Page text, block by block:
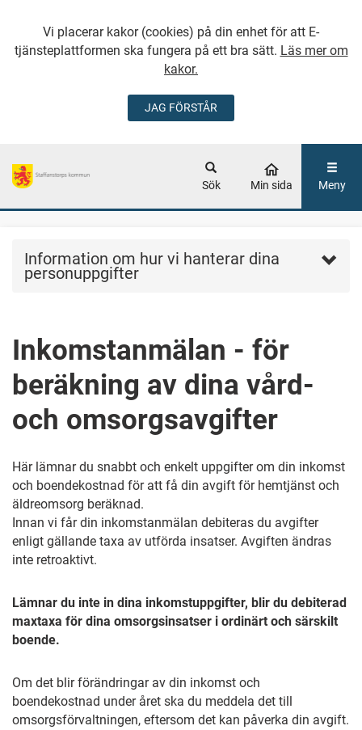
Vi placerar kakor (cookies) på din enhet för att E-
tjänsteplattformen ska fungera på ett bra sätt. Läs mer om
kakor.
JAG FÖRSTÅR
GÅ DIREKT TILL
Sök Min sida Meny
Information om hur vi hanterar dina
personuppgifter
Inkomstanmälan - för
beräkning av dina vård-
och omsorgsavgifter
Här lämnar du snabbt och enkelt uppgifter om din inkomst
och boendekostnad för att få din avgift för hemtjänst och
äldreomsorg beräknad.
Innan vi får din inkomstanmälan debiteras du avgifter
enligt gällande taxa av utförda insatser. Avgiften ändras
inte retroaktivt.
Lämnar du inte in dina inkomstuppgifter, blir du debiterad
maxtaxa för dina omsorgsinsatser i ordinärt och särskilt
boende.
Om det blir förändringar av din inkomst och
boendekostnad under året ska du meddela det till
omsorgsförvaltningen, eftersom det kan påverka din avgift.